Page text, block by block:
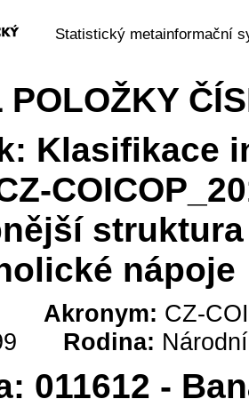
Statistický metainformační
POLOŽKY
Klasifikace
nápoje
Akronym: CZ-
Rodina:
011612 -